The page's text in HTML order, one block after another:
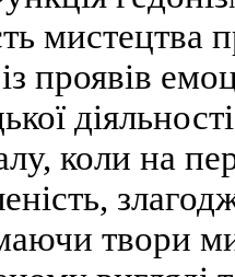
проявів
коли на
твори